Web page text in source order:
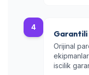
4
Garantili
Orijinal
iscilik